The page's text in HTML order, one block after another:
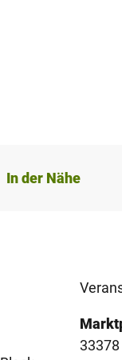
In der Nähe
33378